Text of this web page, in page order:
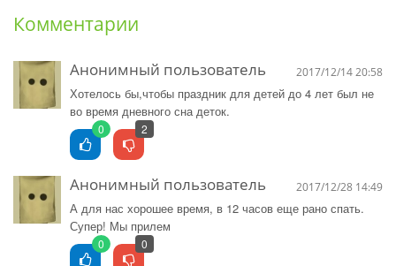
Комментарии
Анонимный пользователь 2017/12/14 20:58
Хотелось бы,чтобы праздник для детей до 4 лет был не
во время дневного сна деток.
0 2
Анонимный пользователь 2017/12/28 14:49
А для нас хорошее время, в 12 часов еще рано спать.
Супер! Мы прилем
0 0